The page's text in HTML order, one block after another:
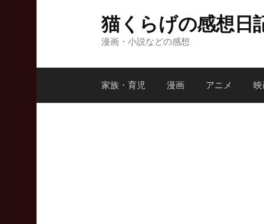
ツ
ス
猫くらげの感想日
漫画・小説などの感想
家族・育児 漫画 アニメ 映